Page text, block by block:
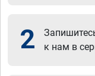
2
к нам в